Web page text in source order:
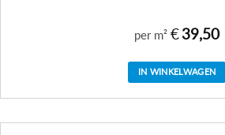
per m² €39,50
IN WINKELWAGEN